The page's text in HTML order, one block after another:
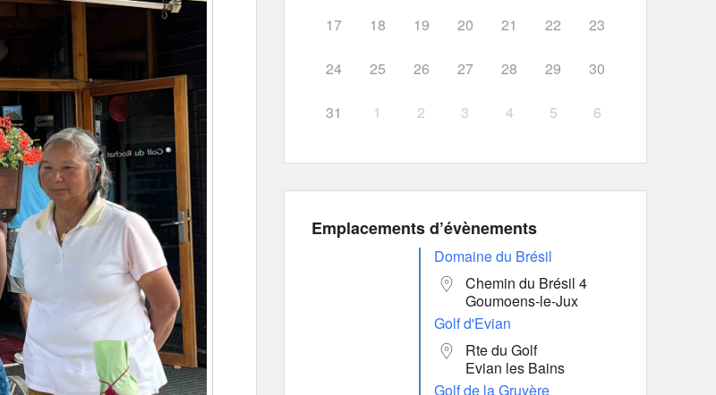
17 18 19 20 21 22 23
24 25 26 27 28 29 30
31 1 2 3 4 5 6
Emplacements d’évènements
Domaine du Brésil
Chemin du Brésil 4
Goumoens-le-Jux
Golf d'Evian
Rte du Golf
Evian les Bains
Golf de la Gruyère